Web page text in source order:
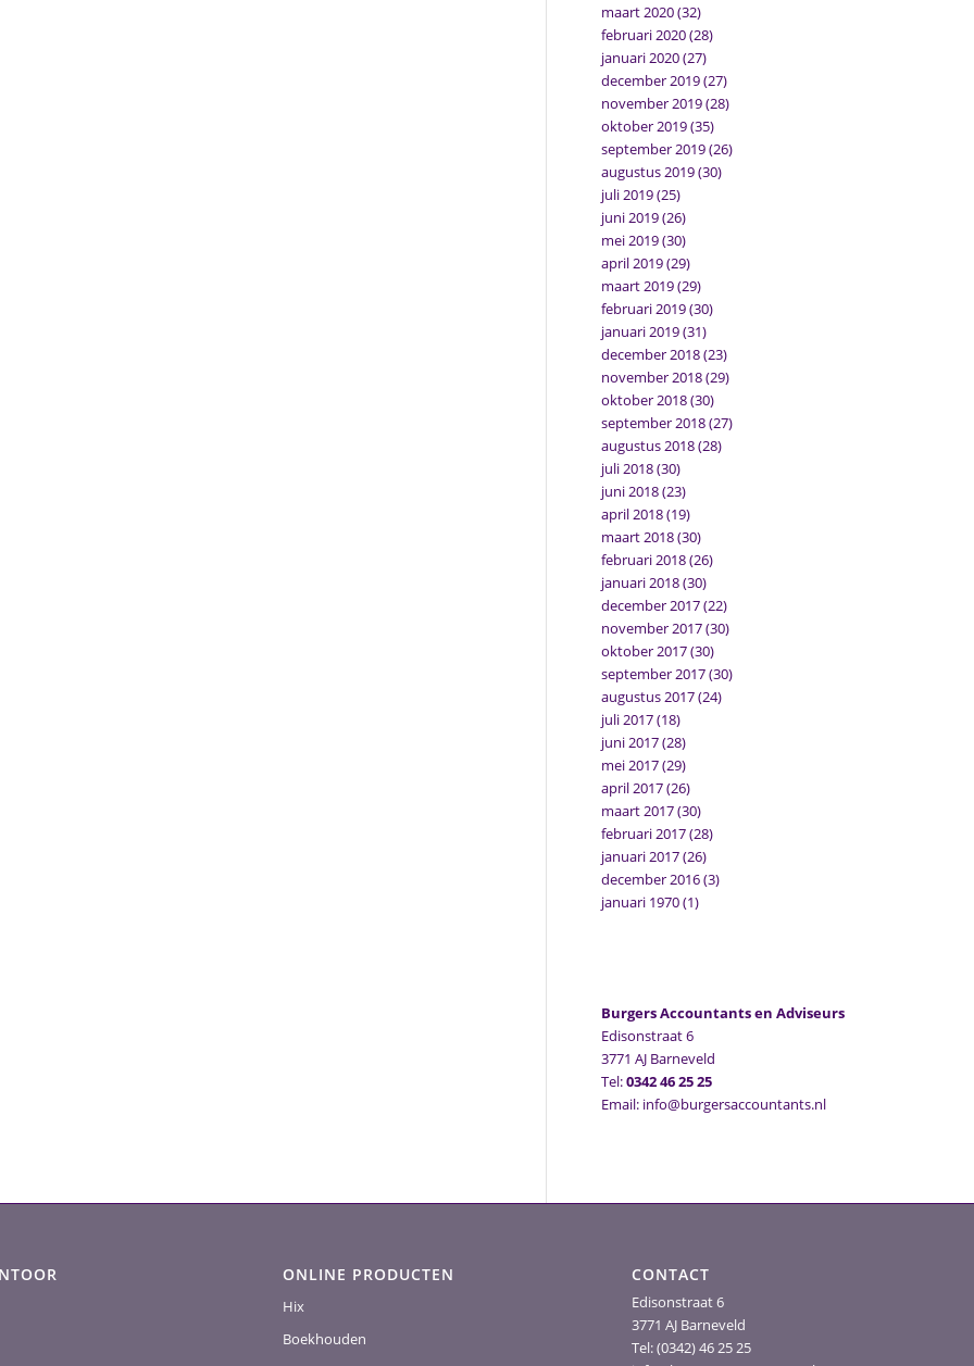
maart 2020(32)
februari 2020(28)
januari 2020(27)
december 2019(27)
november 2019(28)
oktober 2019(35)
september 2019(26)
augustus 2019(30)
juli 2019(25)
juni 2019(26)
mei 2019(30)
april 2019(29)
maart 2019(29)
februari 2019(30)
januari 2019(31)
december 2018(23)
november 2018(29)
oktober 2018(30)
september 2018(27)
augustus 2018(28)
juli 2018(30)
juni 2018(23)
april 2018(19)
maart 2018(30)
februari 2018(26)
januari 2018(30)
december 2017(22)
november 2017(30)
oktober 2017(30)
september 2017(30)
augustus 2017(24)
juli 2017(18)
juni 2017(28)
mei 2017(29)
april 2017(26)
maart 2017(30)
februari 2017(28)
januari 2017(26)
december 2016(3)
januari 1970(1)
Burgers Accountants en Adviseurs
Edisonstraat 6
3771 AJ Barneveld
Tel:0342 46 25 25
Email: info@burgersaccountants.nl
ONLINE PRODUCTEN
Hix
Boekhouden
CONTACT
Edisonstraat 6
3771 AJ Barneveld
Tel: (0342) 46 25 25